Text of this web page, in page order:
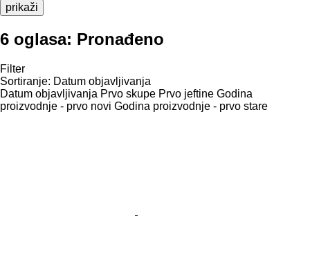
prikaži
6 oglasa: Pronađeno
Filter
Sortiranje: Datum objavljivanja
Datum objavljivanja Prvo skupe Prvo jeftine Godina
proizvodnje - prvo novi Godina proizvodnje - prvo stare